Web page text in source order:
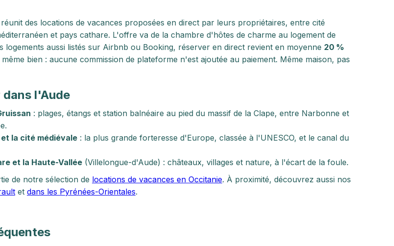
des locations de vacances proposées en direct par leurs propriétaires, entre cité
et pays cathare. L'offre va de la chambre d'hôtes de charme au logement de
logements aussi listés sur Airbnb ou Booking, réserver en direct revient en moyenne 20 %
bien : aucune commission de plateforme n'est ajoutée au paiement. Même maison, pas
dans l'Aude
: plages, étangs et station balnéaire au pied du massif de la Clape, entre Narbonne et
la cité médiévale: la plus grande forteresse d'Europe, classée à l'UNESCO, et le canal du
et la Haute-Vallée(Villelongue-d'Aude) : châteaux, villages et nature, à l'écart de la foule.
de notre sélection de locations de vacances en Occitanie. À proximité, découvrez aussi nos
et dans les Pyrénées-Orientales.